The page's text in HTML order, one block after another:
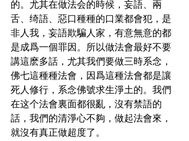
的。尤其在做法会的時候，妄語、兩
舌、绮語、惡口種種的口業都會犯，是
非人我，妄語欺騙人家，有意無意的都
是成爲一個罪因。所以做法會最好不要
講這麽多話，尤其我們要做三時系念，
佛七這種種法會，因爲這種法會都是讓
死人修行，系念佛號求生淨土的。我們
在这个法會裏面都很亂，沒有禁語的
話，我們的清淨心不夠，做起法會來，
就沒有真正做超度了。